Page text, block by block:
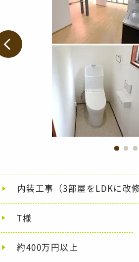
内装工事（3部屋をLDKに改
T様
約400万円以上